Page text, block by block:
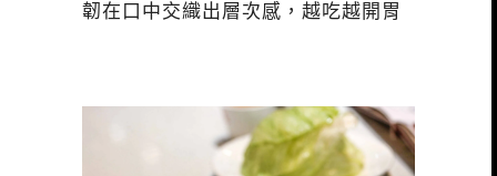
韌在口中交織出層次感，越吃越開胃